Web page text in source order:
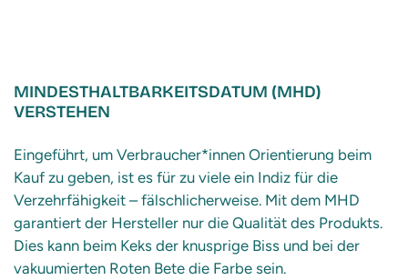
MINDESTHALTBARKEITSDATUM (MHD)
VERSTEHEN
Eingeführt, um Verbraucher*innen Orientierung beim
Kauf zu geben, ist es für zu viele ein Indiz für die
Verzehrfähigkeit – fälschlicherweise. Mit dem MHD
garantiert der Hersteller nur die Qualität des Produkts.
Dies kann beim Keks der knusprige Biss und bei der
vakuumierten Roten Bete die Farbe sein.